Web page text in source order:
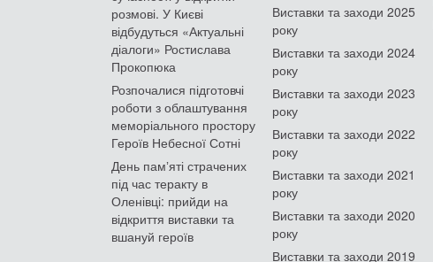
розмові. У Києві
відбудуться «Актуальні
діалоги» Ростислава
Прокопюка
Розпочалися підготовчі
роботи з облаштування
меморіального простору
Героїв Небесної Сотні
День памʼяті страчених
під час теракту в
Оленівці: прийди на
відкриття виставки та
вшануй героїв
Виставки та заходи 2025
року
Виставки та заходи 2024
року
Виставки та заходи 2023
року
Виставки та заходи 2022
року
Виставки та заходи 2021
року
Виставки та заходи 2020
року
Виставки та заходи 2019